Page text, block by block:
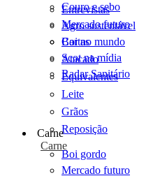
Entrevistas
Agro sustentável
Cartas
Scot na mídia
Radar Sanitário
Couro e sebo
Mercado futuro
Boi no mundo
Atacado
Equivalentes
Leite
Grãos
Reposição
Carne
Carne
Boi gordo
Mercado futuro